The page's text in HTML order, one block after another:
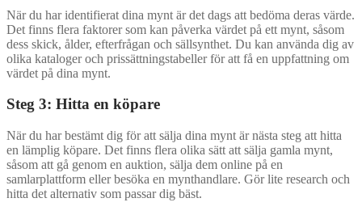
När du har identifierat dina mynt är det dags att bedöma deras värde.
Det finns flera faktorer som kan påverka värdet på ett mynt, såsom
dess skick, ålder, efterfrågan och sällsynthet. Du kan använda dig av
olika kataloger och prissättningstabeller för att få en uppfattning om
värdet på dina mynt.
Steg 3: Hitta en köpare
När du har bestämt dig för att sälja dina mynt är nästa steg att hitta
en lämplig köpare. Det finns flera olika sätt att sälja gamla mynt,
såsom att gå genom en auktion, sälja dem online på en
samlarplattform eller besöka en mynthandlare. Gör lite research och
hitta det alternativ som passar dig bäst.